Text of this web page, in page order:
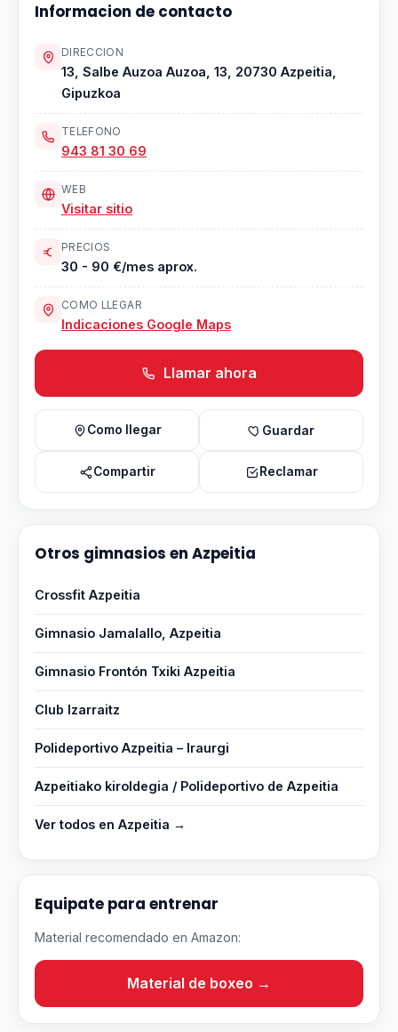
Informacion de contacto
DIRECCION
13, Salbe Auzoa Auzoa, 13, 20730 Azpeitia,
Gipuzkoa
TELEFONO
943 81 30 69
WEB
Visitar sitio
PRECIOS
30 - 90 €/mes aprox.
COMO LLEGAR
Indicaciones Google Maps
Llamar ahora
Como llegar Guardar
Compartir Reclamar
Otros gimnasios en Azpeitia
Crossfit Azpeitia
Gimnasio Jamalallo, Azpeitia
Gimnasio Frontón Txiki Azpeitia
Club Izarraitz
Polideportivo Azpeitia – Iraurgi
Azpeitiako kiroldegia / Polideportivo de Azpeitia
Ver todos en Azpeitia →
Equipate para entrenar
Material recomendado en Amazon:
Material de boxeo →